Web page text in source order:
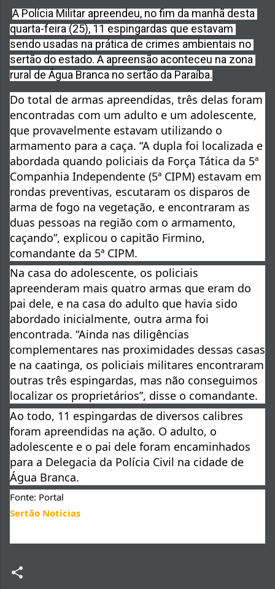
A Polícia Militar apreendeu, no fim da manhã desta
quarta-feira (25), 11 espingardas que estavam
sendo usadas na prática de crimes ambientais no
sertão do estado. A apreensão aconteceu na zona
rural de Água Branca no sertão da Paraíba.
Do total de armas apreendidas, três delas foram
encontradas com um adulto e um adolescente,
que provavelmente estavam utilizando o
armamento para a caça. “A dupla foi localizada e
abordada quando policiais da Força Tática da 5ª
Companhia Independente (5ª CIPM) estavam em
rondas preventivas, escutaram os disparos de
arma de fogo na vegetação, e encontraram as
duas pessoas na região com o armamento,
caçando”, explicou o capitão Firmino,
comandante da 5ª CIPM.
Na casa do adolescente, os policiais
apreenderam mais quatro armas que eram do
pai dele, e na casa do adulto que havia sido
abordado inicialmente, outra arma foi
encontrada. “Ainda nas diligências
complementares nas proximidades dessas casas
e na caatinga, os policiais militares encontraram
outras três espingardas, mas não conseguimos
localizar os proprietários”, disse o comandante.
Ao todo, 11 espingardas de diversos calibres
foram apreendidas na ação. O adulto, o
adolescente e o pai dele foram encaminhados
para a Delegacia da Polícia Civil na cidade de
Água Branca.
Fonte: Portal
Sertão Notícias